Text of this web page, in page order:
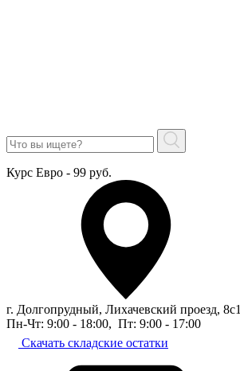
Курс Евро - 99 руб.
г. Долгопрудный, Лихачевский проезд, 8c1
Пн-Чт: 9:00 - 18:00, Пт: 9:00 - 17:00
Скачать складские остатки